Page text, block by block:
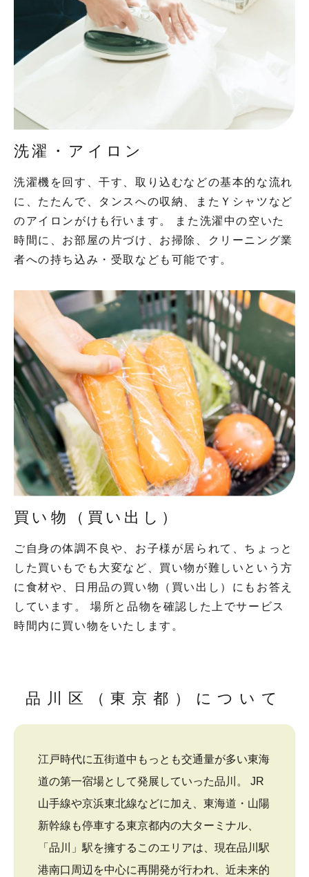
洗濯・アイロン
洗濯機を回す、干す、取り込むなどの基本的な流れ
に、たたんで、タンスへの収納、またＹシャツなど
のアイロンがけも行います。 また洗濯中の空いた
時間に、お部屋の片づけ、お掃除、クリーニング業
者への持ち込み・受取なども可能です。
買い物（買い出し）
ご自身の体調不良や、お子様が居られて、ちょっと
した買いもでも大変など、買い物が難しいという方
に食材や、日用品の買い物（買い出し）にもお答え
しています。 場所と品物を確認した上でサービス
時間内に買い物をいたします。
品川区（東京都）について
江戸時代に五街道中もっとも交通量が多い東海
道の第一宿場として発展していった品川。 JR
山手線や京浜東北線などに加え、東海道・山陽
新幹線も停車する東京都内の大ターミナル、
「品川」駅を擁するこのエリアは、現在品川駅
港南口周辺を中心に再開発が行われ、近未来的